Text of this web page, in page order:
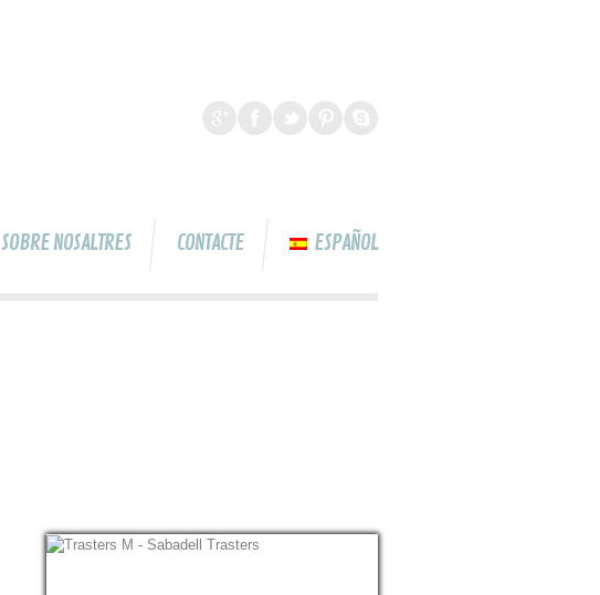
SOBRE NOSALTRES CONTACTE ESPAÑOL